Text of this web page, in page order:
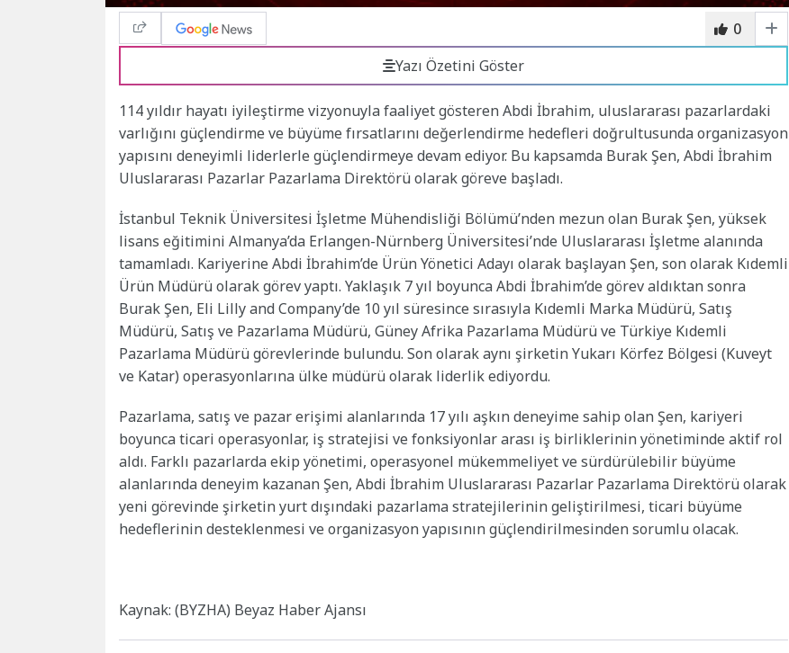
0
Yazı Özetini Göster
114 yıldır hayatı iyileştirme vizyonuyla faaliyet gösteren Abdi İbrahim, uluslararası pazarlardaki
varlığını güçlendirme ve büyüme fırsatlarını değerlendirme hedefleri doğrultusunda organizasyon
yapısını deneyimli liderlerle güçlendirmeye devam ediyor. Bu kapsamda Burak Şen, Abdi İbrahim
Uluslararası Pazarlar Pazarlama Direktörü olarak göreve başladı.
İstanbul Teknik Üniversitesi İşletme Mühendisliği Bölümü’nden mezun olan Burak Şen, yüksek
lisans eğitimini Almanya’da Erlangen-Nürnberg Üniversitesi’nde Uluslararası İşletme alanında
tamamladı. Kariyerine Abdi İbrahim’de Ürün Yönetici Adayı olarak başlayan Şen, son olarak Kıdemli
Ürün Müdürü olarak görev yaptı. Yaklaşık 7 yıl boyunca Abdi İbrahim’de görev aldıktan sonra
Burak Şen, Eli Lilly and Company’de 10 yıl süresince sırasıyla Kıdemli Marka Müdürü, Satış
Müdürü, Satış ve Pazarlama Müdürü, Güney Afrika Pazarlama Müdürü ve Türkiye Kıdemli
Pazarlama Müdürü görevlerinde bulundu. Son olarak aynı şirketin Yukarı Körfez Bölgesi (Kuveyt
ve Katar) operasyonlarına ülke müdürü olarak liderlik ediyordu.
Pazarlama, satış ve pazar erişimi alanlarında 17 yılı aşkın deneyime sahip olan Şen, kariyeri
boyunca ticari operasyonlar, iş stratejisi ve fonksiyonlar arası iş birliklerinin yönetiminde aktif rol
aldı. Farklı pazarlarda ekip yönetimi, operasyonel mükemmeliyet ve sürdürülebilir büyüme
alanlarında deneyim kazanan Şen, Abdi İbrahim Uluslararası Pazarlar Pazarlama Direktörü olarak
yeni görevinde şirketin yurt dışındaki pazarlama stratejilerinin geliştirilmesi, ticari büyüme
hedeflerinin desteklenmesi ve organizasyon yapısının güçlendirilmesinden sorumlu olacak.
Kaynak: (BYZHA) Beyaz Haber Ajansı